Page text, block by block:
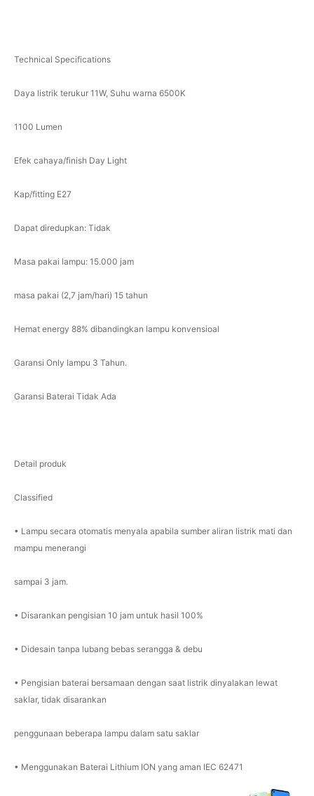
Technical Specifications
Daya listrik terukur 11W, Suhu warna 6500K
1100 Lumen
Efek cahaya/finish Day Light
Kap/fitting E27
Dapat diredupkan: Tidak
Masa pakai lampu: 15.000 jam
masa pakai (2,7 jam/hari) 15 tahun
Hemat energy 88% dibandingkan lampu konvensioal
Garansi Only lampu 3 Tahun.
Garansi Baterai Tidak Ada
Detail produk
Classified
• Lampu secara otomatis menyala apabila sumber aliran listrik mati dan
mampu menerangi
sampai 3 jam.
• Disarankan pengisian 10 jam untuk hasil 100%
• Didesain tanpa lubang bebas serangga & debu
• Pengisian baterai bersamaan dengan saat listrik dinyalakan lewat
saklar, tidak disarankan
penggunaan beberapa lampu dalam satu saklar
• Menggunakan Baterai Lithium ION yang aman IEC 62471